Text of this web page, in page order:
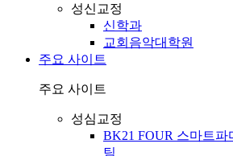
성신교정
신학과
교회음악대학원
주요 사이트
주요 사이트
성심교정
BK21 FOUR 스마트파
팀